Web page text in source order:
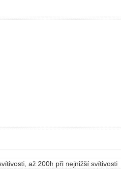
až 200h při nejnižší svítivosti